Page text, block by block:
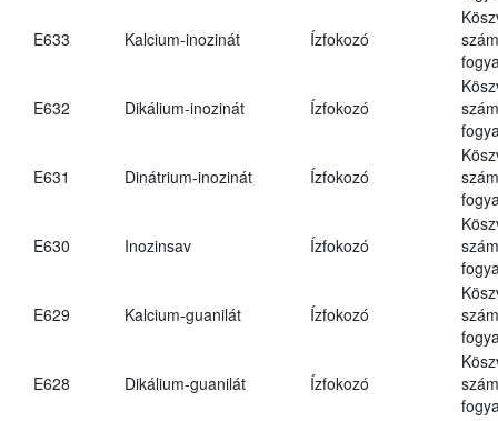
E633 Kalcium-inozinát Ízfokozó
E632 Dikálium-inozinát Ízfokozó
E631 Dinátrium-inozinát Ízfokozó
E630 Inozinsav Ízfokozó
E629 Kalcium-guanilát Ízfokozó
E628 Dikálium-guanilát Ízfokozó